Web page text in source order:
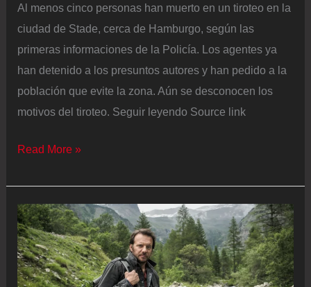
Al menos cinco personas han muerto en un tiroteo en la
ciudad de Stade, cerca de Hamburgo, según las
primeras informaciones de la Policía. Los agentes ya
han detenido a los presuntos autores y han pedido a la
población que evite la zona. Aún se desconocen los
motivos del tiroteo. Seguir leyendo Source link
Al
cinco
personas
mueren
en
un
Read More »